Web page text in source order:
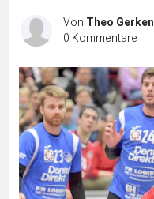
Von Theo Gerken
0 Kommentare